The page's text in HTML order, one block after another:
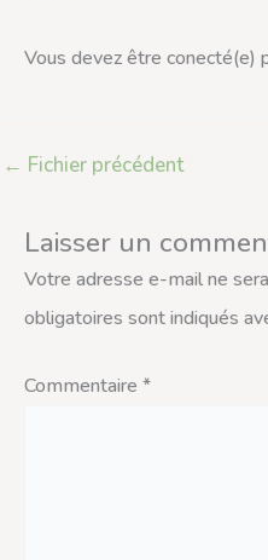
Vous devez être conecté(e)
← Fichier précédent
Laisser un
Votre adresse e-mail ne
obligatoires sont indiqués
Commentaire *